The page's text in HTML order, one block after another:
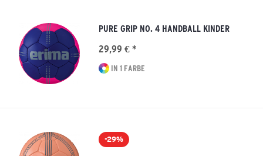
PURE GRIP NO. 4 HANDBALL KINDER
29,99 € *
IN 1 FARBE
-29%